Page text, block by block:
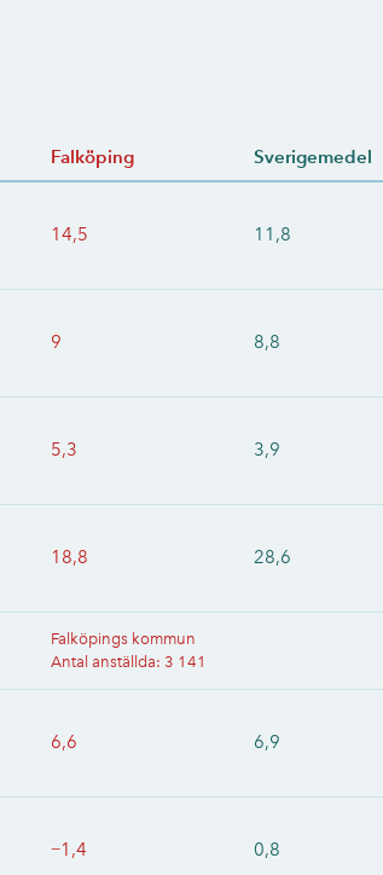
Falköping Sverigemedel
14,5 11,8
9 8,8
5,3 3,9
18,8 28,6
Falköpings kommun
Antal anställda: 3 141
6,6 6,9
−1,4 0,8